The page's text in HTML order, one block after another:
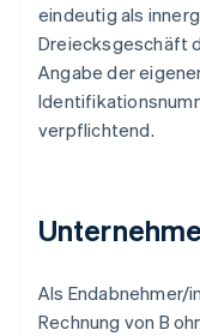
eindeutig als
Dreiecksgeschäft
Angabe der
verpflichtend.
Als Endabnehmer/
Rechnung von B